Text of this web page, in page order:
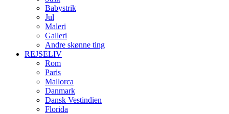
Babystrik
Jul
Maleri
Galleri
Andre skønne ting
REJSELIV
Rom
Paris
Mallorca
Danmark
Dansk Vestindien
Florida